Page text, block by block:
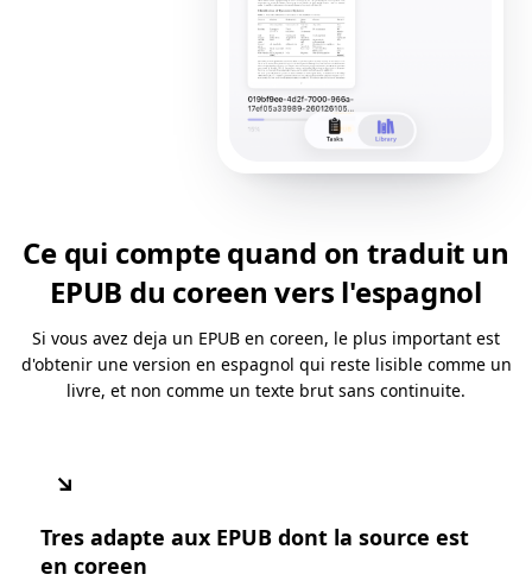
Ce qui compte quand on traduit un
EPUB du coreen vers l'espagnol
Si vous avez deja un EPUB en coreen, le plus important est
d'obtenir une version en espagnol qui reste lisible comme un
livre, et non comme un texte brut sans continuite.
↘
Tres adapte aux EPUB dont la source est
en coreen